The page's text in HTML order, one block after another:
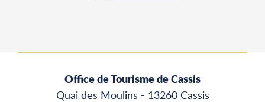
Office de Tourisme de Cassis
Quai des Moulins - 13260 Cassis